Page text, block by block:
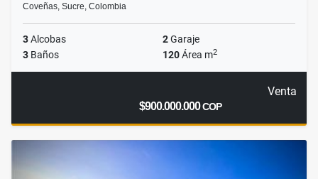
Coveñas, Sucre, Colombia
3Alcobas 2Garaje
3 Baños 120Área m2
Venta
$900.000.000COP